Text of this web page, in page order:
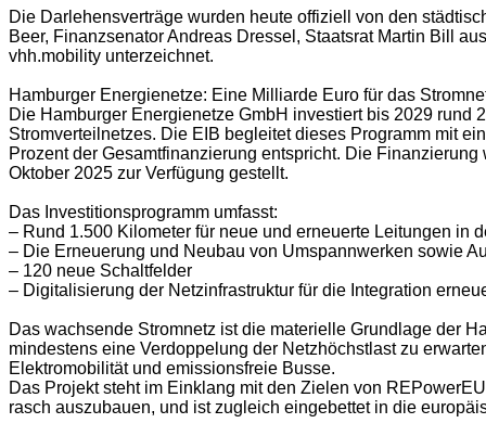
Die Darlehensverträge wurden heute offiziell von den
Beer, Finanzsenator Andreas Dressel, Staatsrat Martin Bill
vhh.mobility unterzeichnet.
Hamburger Energienetze: Eine Milliarde Euro für das
Die Hamburger Energienetze GmbH investiert bis 2029
Stromverteilnetzes. Die EIB begleitet dieses Programm mit
Prozent der Gesamtfinanzierung entspricht. Die
Oktober 2025 zur Verfügung gestellt.
Das Investitionsprogramm umfasst:
– Rund 1.500 Kilometer für neue und erneuerte Leitungen in
– Die Erneuerung und Neubau von Umspannwerken sowie
– 120 neue Schaltfelder
– Digitalisierung der Netzinfrastruktur für die Integration
Das wachsende Stromnetz ist die materielle Grundlage der
mindestens eine Verdoppelung der Netzhöchstlast zu
Elektromobilität und emissionsfreie Busse.
Das Projekt steht im Einklang mit den Zielen von
rasch auszubauen, und ist zugleich eingebettet in die